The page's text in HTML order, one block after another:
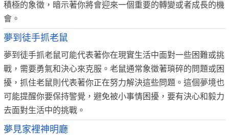
積極的象徵，暗示著你將會迎來一個重要的轉變或者成長的機
會。
夢到徒手抓老鼠
夢到徒手抓老鼠可能代表著你在現實生活中面對一些困難或挑
戰，需要勇氣和決心來克服。老鼠通常象徵著瑣碎的問題或困
擾，抓住老鼠則代表著你正在努力解決這些問題。這個夢境也
可能提醒你要保持警覺，避免被小事情困擾，要有決心和毅力
去面對生活中的挑戰。
夢見家裡神明廳